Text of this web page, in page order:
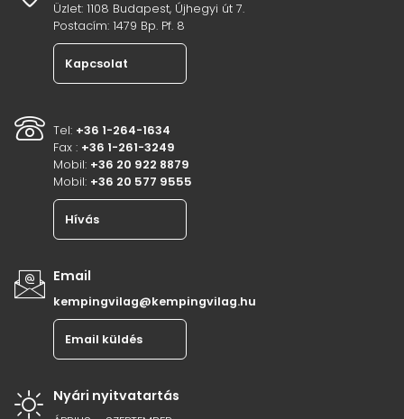
Üzlet: 1108 Budapest, Újhegyi út 7.
Postacím: 1479 Bp. Pf. 8
Kapcsolat
Tel: +36 1-264-1634
Fax : +36 1-261-3249
Mobil: +36 20 922 8879
Mobil: +36 20 577 9555
Hívás
Email
kempingvilag@kempingvilag.hu
Email küldés
Nyári nyitvatartás